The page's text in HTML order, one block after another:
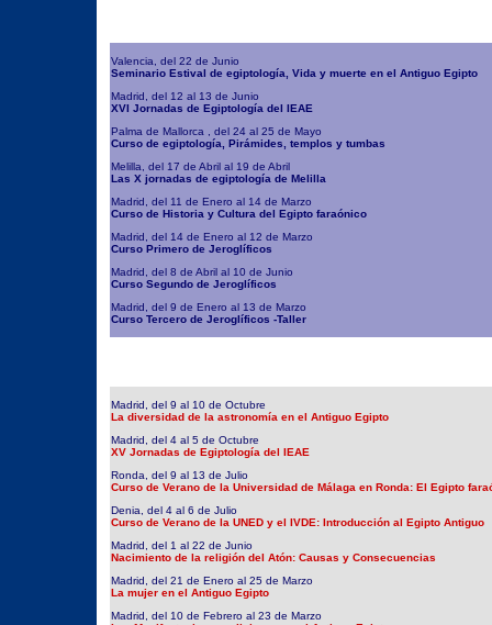
Valencia, del 22 de Junio
Seminario Estival de egiptología, Vida y muerte en el Antiguo Egipto
Madrid, del 12 al 13 de Junio
XVI Jornadas de Egiptología del IEAE
Palma de Mallorca , del 24 al 25 de Mayo
Curso de egiptología, Pirámides, templos y tumbas
Melilla, del 17 de Abril al 19 de Abril
Las X jornadas de egiptología de Melilla
Madrid, del 11 de Enero al 14 de Marzo
Curso de Historia y Cultura del Egipto faraónico
Madrid, del 14 de Enero al 12 de Marzo
Curso Primero de Jeroglíficos
Madrid, del 8 de Abril al 10 de Junio
Curso Segundo de Jeroglíficos
Madrid, del 9 de Enero al 13 de Marzo
Curso Tercero de Jeroglíficos -Taller
Madrid, del 9 al 10 de Octubre
La diversidad de la astronomía en el Antiguo Egipto
Madrid, del 4 al 5 de Octubre
XV Jornadas de Egiptología del IEAE
Ronda, del 9 al 13 de Julio
Curso de Verano de la Universidad de Málaga en Ronda: El Egipto
Denia, del 4 al 6 de Julio
Curso de Verano de la UNED y el IVDE: Introducción al Egipto Antiguo
Madrid, del 1 al 22 de Junio
Nacimiento de la religión del Atón: Causas y Consecuencias
Madrid, del 21 de Enero al 25 de Marzo
La mujer en el Antiguo Egipto
Madrid, del 10 de Febrero al 23 de Marzo